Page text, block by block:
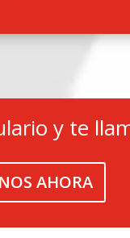
y te
AHORA